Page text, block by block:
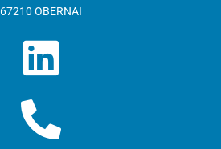
67210 OBERNAI